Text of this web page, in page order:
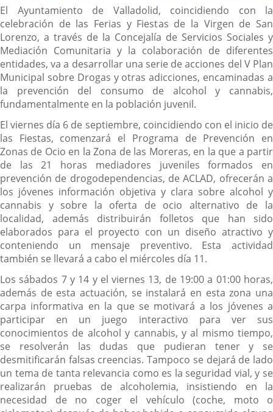
Descripción
El Ayuntamiento de Valladolid, coincidiendo con la
celebración de las Ferias y Fiestas de la Virgen de San
Lorenzo, a través de la Concejalía de Servicios Sociales y
Mediación Comunitaria y la colaboración de diferentes
entidades, va a desarrollar una serie de acciones del V Plan
Municipal sobre Drogas y otras adicciones, encaminadas a
la prevención del consumo de alcohol y cannabis,
fundamentalmente en la población juvenil.
El viernes día 6 de septiembre, coincidiendo con el inicio de
las Fiestas, comenzará el Programa de Prevención en
Zonas de Ocio en la Zona de las Moreras, en la que a partir
de las 21 horas mediadores juveniles formados en
prevención de drogodependencias, de ACLAD, ofrecerán a
los jóvenes información objetiva y clara sobre alcohol y
cannabis y sobre la oferta de ocio alternativo de la
localidad, además distribuirán folletos que han sido
elaborados para el proyecto con un diseño atractivo y
conteniendo un mensaje preventivo. Esta actividad
también se llevará a cabo el miércoles día 11.
Los sábados 7 y 14 y el viernes 13, de 19:00 a 01:00 horas,
además de esta actuación, se instalará en esta zona una
carpa informativa en la que se motivará a los jóvenes a
participar en un juego interactivo para ver sus
conocimientos de alcohol y cannabis, y al mismo tiempo,
se resolverán las dudas que pudieran tener y se
desmitificarán falsas creencias. Tampoco se dejará de lado
un tema de tanta relevancia como es la seguridad vial, y se
realizarán pruebas de alcoholemia, insistiendo en la
necesidad de no coger el vehículo (coche, moto o